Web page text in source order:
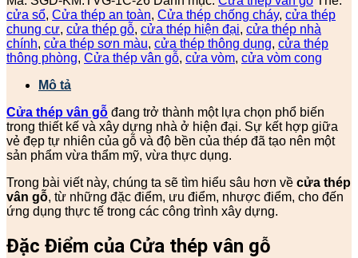
cửa sổ, Cửa thép an toàn, Cửa thép chống cháy, cửa thép
chung cư, cửa thép gỗ, cửa thép hiện đại, cửa thép nhà
chính, cửa thép sơn màu, cửa thép thông dụng, cửa thép
thông phòng, Cửa thép vân gỗ, cửa vòm, cửa vòm cong
Mô tả
Cửa thép vân gỗ đang trở thành một lựa chọn phổ biến
trong thiết kế và xây dựng nhà ở hiện đại. Sự kết hợp giữa
vẻ đẹp tự nhiên của gỗ và độ bền của thép đã tạo nên một
sản phẩm vừa thẩm mỹ, vừa thực dụng.
Trong bài viết này, chúng ta sẽ tìm hiểu sâu hơn về cửa thép
vân gỗ, từ những đặc điểm, ưu điểm, nhược điểm, cho đến
ứng dụng thực tế trong các công trình xây dựng.
Đặc Điểm của Cửa thép vân gỗ